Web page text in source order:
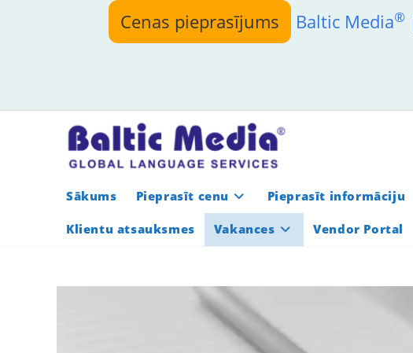
Cenas pieprasījums Baltic Media®
Sākums Pieprasīt cenu Pieprasīt informāciju
Klientu atsauksmes
Vakances Vendor Portal